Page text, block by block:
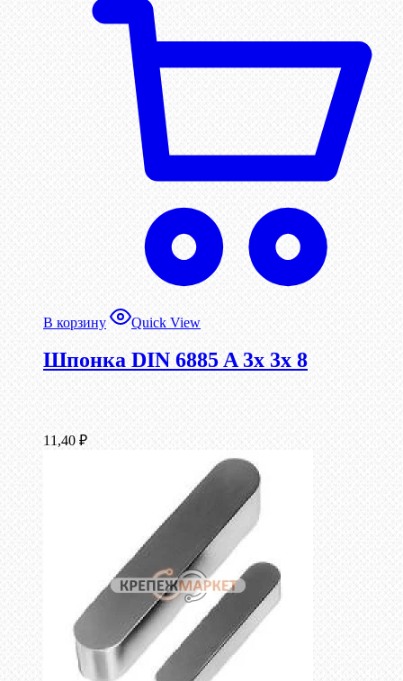
В корзину Quick View
Шпонка DIN 6885 A 3x 3x 8
11,40 ₽